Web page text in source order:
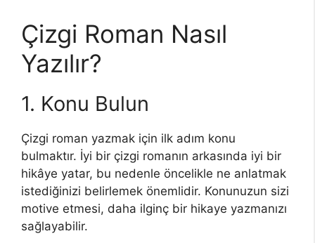
Çizgi Roman Nasıl
Yazılır?
1. Konu Bulun
Çizgi roman yazmak için ilk adım konu
bulmaktır. İyi bir çizgi romanın arkasında iyi bir
hikâye yatar, bu nedenle öncelikle ne anlatmak
istediğinizi belirlemek önemlidir. Konunuzun sizi
motive etmesi, daha ilginç bir hikaye yazmanızı
sağlayabilir.